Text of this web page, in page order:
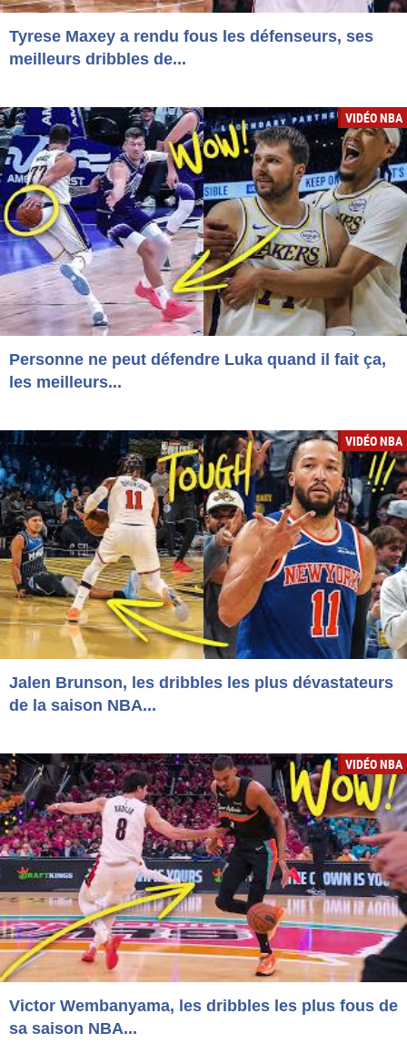
Tyrese Maxey a rendu fous les défenseurs, ses
meilleurs dribbles de...
VIDÉO NBA
Personne ne peut défendre Luka quand il fait ça,
les meilleurs...
VIDÉO NBA
Jalen Brunson, les dribbles les plus dévastateurs
de la saison NBA...
VIDÉO NBA
Victor Wembanyama, les dribbles les plus fous de
sa saison NBA...